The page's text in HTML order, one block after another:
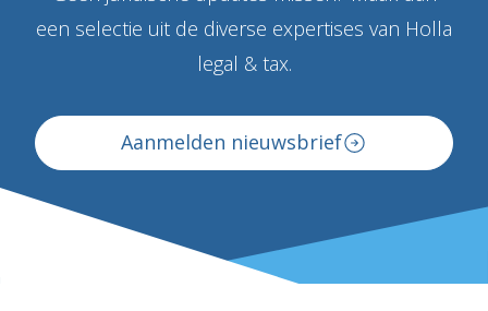
een selectie uit de diverse expertises van Holla
legal & tax.
Aanmelden nieuwsbrief